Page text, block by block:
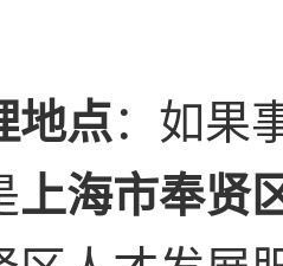
地点：如果
上海市奉贤